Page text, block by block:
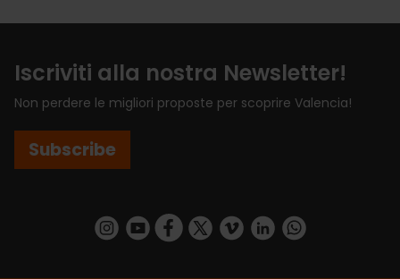
Iscriviti alla nostra Newsletter!
Non perdere le migliori proposte per scoprire Valencia!
Subscribe
https://www.instagram.com/visit_valencia/
https://www.youtube.com/user/
https://www.facebook.com/
https://twitter.com/VisitaValencia
https://vimeo.com/
https://www.linkedin.com/company/turismo-valencia/https://api.whatsapp.com/send/